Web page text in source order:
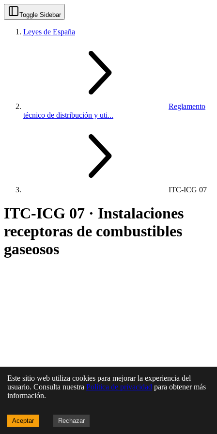
Toggle Sidebar
Leyes de España
Reglamento
técnico de distribución y uti...
ITC-ICG 07
ITC-ICG 07 · Instalaciones
receptoras de combustibles
gaseosos
Este sitio web utiliza cookies para mejorar la experiencia del
usuario. Consulta nuestra Política de privacidad para obtener más
información.
Aceptar Rechazar